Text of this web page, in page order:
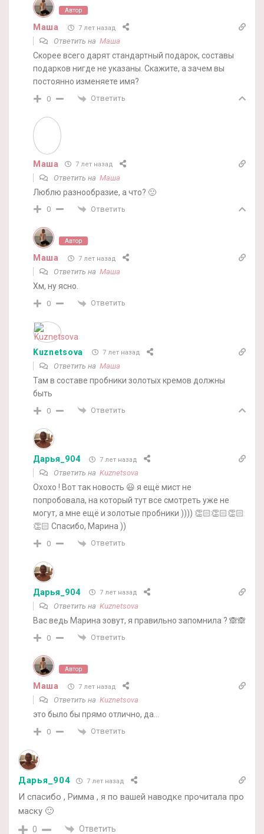
Автор
Маша 7 лет назад
Ответить на Маша
Скорее всего дарят стандартный подарок, составы
подарков нигде не указаны. Скажите, а зачем вы
постоянно изменяете имя?
0 Ответить
Маша 7 лет назад
Ответить на Маша
Люблю разнообразие, а что? 🙂
0 Ответить
Автор
Маша 7 лет назад
Ответить на Маша
Хм, ну ясно.
0 Ответить
Kuznetsova 7 лет назад
Ответить на Маша
Там в составе пробники золотых кремов должны
быть
0 Ответить
Дарья_904 7 лет назад
Ответить на Kuznetsova
Охохо ! Вот так новость 😃 я ещё мист не
попробовала, на который тут все смотреть уже не
могут, а мне ещё и золотые пробники )))) 👏🏻👏🏻👏🏻
👏🏻 Спасибо, Марина ))
0 Ответить
Дарья_904 7 лет назад
Ответить на Kuznetsova
Вас ведь Марина зовут, я правильно запомнила ? 🙈🙈
0 Ответить
Автор
Маша 7 лет назад
Ответить на Kuznetsova
это было бы прямо отлично, да…
0 Ответить
Дарья_904 7 лет назад
И спасибо , Римма , я по вашей наводке прочитала про
маску 🙂
0 Ответить